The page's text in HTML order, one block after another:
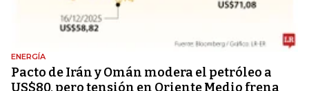
ENERGÍA
Pacto de Irán y Omán modera el petróleo a
US$80, pero tensión en Oriente Medio frena